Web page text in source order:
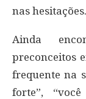
nas hesitações.
Ainda
preconceitos
frequente na
forte”,